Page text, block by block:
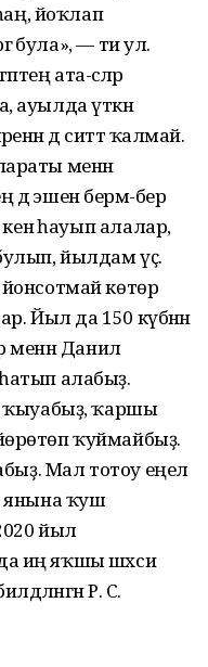
йоҡлап
була», — ти ул.
ата-әсәләр
ауылда үткән
дә ситтә ҡалмай.
менән
эшен бермә-бер
кенә һауып алалар,
йылдам үҫә.
көтөр
Йыл да 150 күбәнән
менән Данил
алабыҙ.
ҡыуабыҙ, ҡаршы
ҡуймайбыҙ.
Мал тотоу еңел
янына ҡуш
йыл
иң яҡшы шәхси
Р. С.